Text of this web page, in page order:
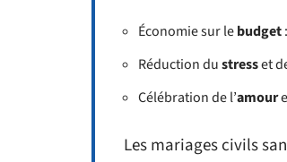
Économie sur lebudget
Réduction dustresset
Célébration de l’amour
Les mariages civils